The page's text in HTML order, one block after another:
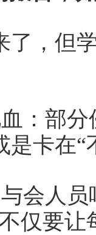
了，但
：部
是卡在
会人
仅要